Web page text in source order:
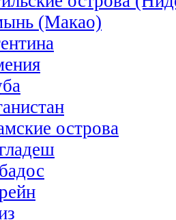
(Макао)
острова